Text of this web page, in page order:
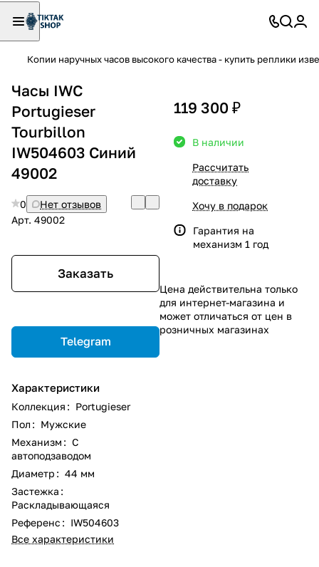
Копии наручных часов высокого качества - купить реплики
Часы IWC
Portugieser
Tourbillon
IW504603 Синий
49002
0
Нет отзывов
Арт. 49002
Заказать
Telegram
Характеристики
Коллекция : Portugieser
Пол : Мужские
Механизм : С
автоподзаводом
Диаметр : 44 мм
Застежка :
Раскладывающаяся
Референс : IW504603
Все характеристики
119 300 ₽
В наличии
Рассчитать
доставку
Хочу в подарок
Гарантия на
механизм 1 год
Цена действительна только
для интернет-магазина и
может отличаться от цен в
розничных магазинах